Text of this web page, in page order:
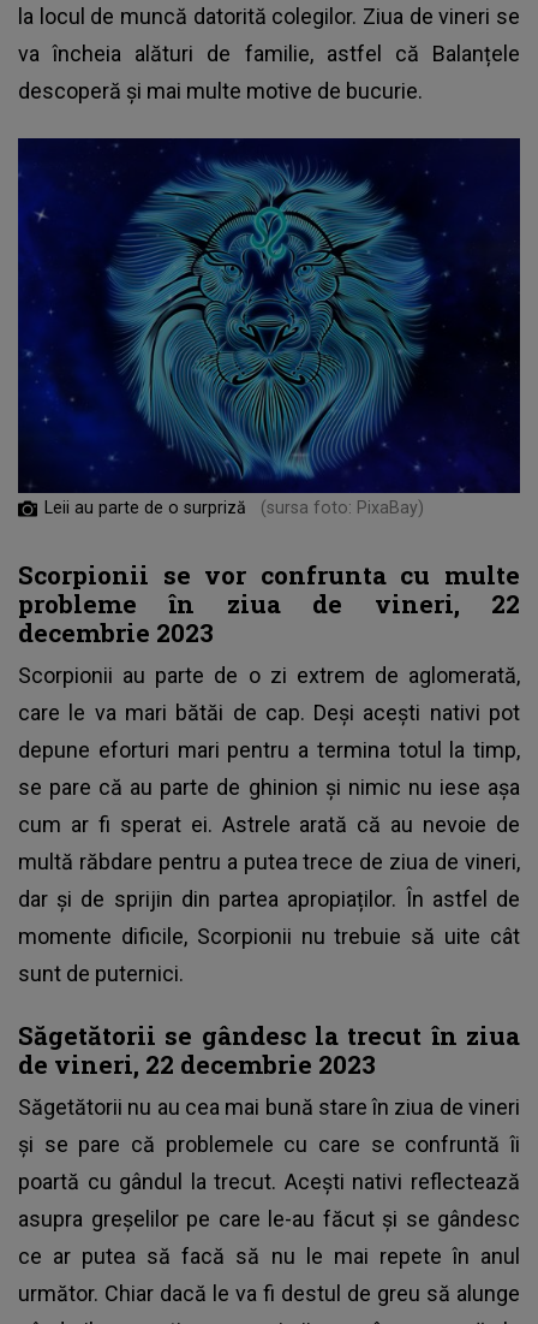
la locul de muncă datorită colegilor. Ziua de vineri se
va încheia alături de familie, astfel că Balanțele
descoperă și mai multe motive de bucurie.
Leii au parte de o surpriză (sursa foto: PixaBay)
Scorpionii se vor confrunta cu multe
probleme în ziua de vineri, 22
decembrie 2023
Scorpionii au parte de o zi extrem de aglomerată,
care le va mari bătăi de cap. Deși acești nativi pot
depune eforturi mari pentru a termina totul la timp,
se pare că au parte de ghinion și nimic nu iese așa
cum ar fi sperat ei. Astrele arată că au nevoie de
multă răbdare pentru a putea trece de ziua de vineri,
dar și de sprijin din partea apropiaților. În astfel de
momente dificile, Scorpionii nu trebuie să uite cât
sunt de puternici.
Săgetătorii se gândesc la trecut în ziua
de vineri, 22 decembrie 2023
Săgetătorii nu au cea mai bună stare în ziua de vineri
și se pare că problemele cu care se confruntă îi
poartă cu gândul la trecut. Acești nativi reflectează
asupra greșelilor pe care le-au făcut și se gândesc
ce ar putea să facă să nu le mai repete în anul
următor. Chiar dacă le va fi destul de greu să alunge